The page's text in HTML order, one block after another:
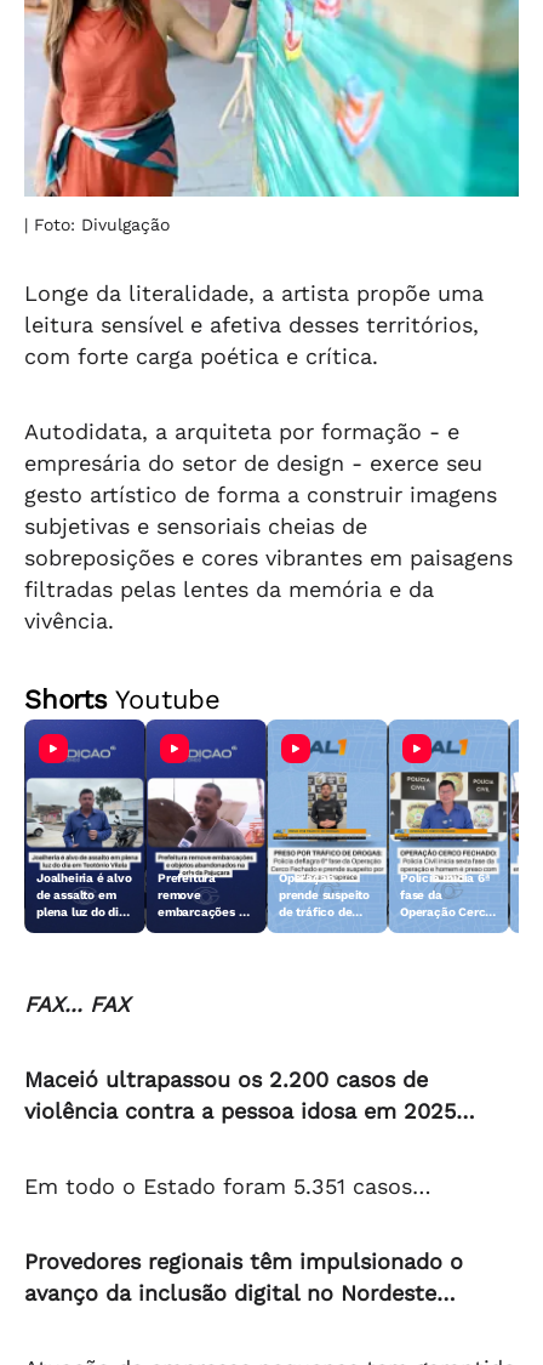
| Foto: Divulgação
Longe da literalidade, a artista propõe uma
leitura sensível e afetiva desses territórios,
com forte carga poética e crítica.
Autodidata, a arquiteta por formação - e
empresária do setor de design - exerce seu
gesto artístico de forma a construir imagens
subjetivas e sensoriais cheias de
sobreposições e cores vibrantes em paisagens
filtradas pelas lentes da memória e da
vivência.
ShortsYoutube
Joalheiria é alvo
de assalto em
plena luz do dia
Prefeitura
remove
embarcações e
Operação
prende suspeito
de tráfico de
Polícia inicia 6ª
fase da
Operação Cerco
FAX... FAX
Maceió ultrapassou os 2.200 casos de
violência contra a pessoa idosa em 2025…
Em todo o Estado foram 5.351 casos…
Provedores regionais têm impulsionado o
avanço da inclusão digital no Nordeste…